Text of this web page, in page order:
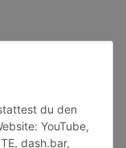
du den
YouTube,
dash.bar,
Uhr